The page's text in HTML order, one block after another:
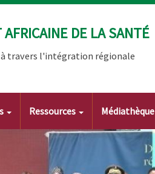
DE LA SANTÉ
travers l'intégration régionale
Ressources Médiathèque